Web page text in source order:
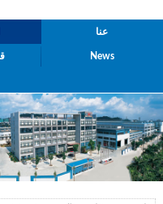
عنا
News